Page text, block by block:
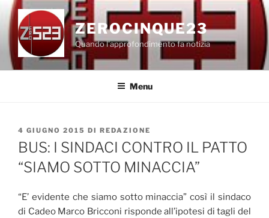
Salta
contenuto
ZEROCINQUE23
Quando l'approfondimento fa notizia
Menu
PUBBLICATO
IL
4 GIUGNO 2015 DI REDAZIONE
BUS: I SINDACI CONTRO IL PATTO
“SIAMO SOTTO MINACCIA”
“E’ evidente che siamo sotto minaccia” così il sindaco
di Cadeo Marco Bricconi risponde all’ipotesi di tagli del